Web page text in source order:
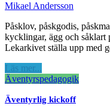
Mikael Andersson
Påsklov, påskgodis,
kycklingar, ägg och såklart
Lekarkivet ställa upp med
Läs mer...
Äventyrspedagogik
Äventyrlig kickoff